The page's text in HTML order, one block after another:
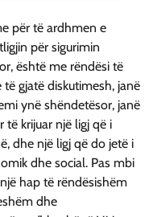
për të ardhmen e
për sigurimin
është me rëndësi të
gjatë diskutimesh, janë
ynë shëndetësor, janë
të krijuar një ligj që i
dhe një ligj që do jetë i
dhe social. Pas mbi
hap të rëndësishëm
dhe